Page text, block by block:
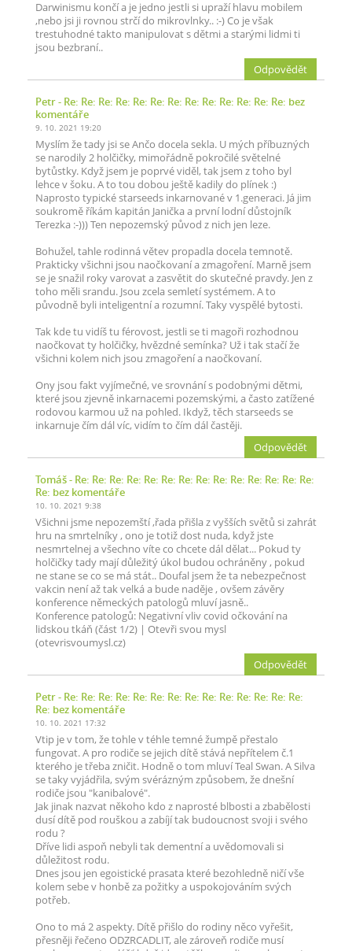
Darwinismu končí a je jedno jestli si upraží hlavu mobilem
,nebo jsi ji rovnou strčí do mikrovlnky.. :-) Co je však
trestuhodné takto manipulovat s dětmi a starými lidmi ti
jsou bezbraní..
Odpovědět
Petr- Re: Re: Re: Re: Re: Re: Re: Re: Re: Re: Re: Re: Re: bez
komentáře
9. 10. 2021 19:20
Myslím že tady jsi se Ančo docela sekla. U mých příbuzných
se narodily 2 holčičky, mimořádně pokročilé světelné
bytůstky. Když jsem je poprvé viděl, tak jsem z toho byl
lehce v šoku. A to tou dobou ještě kadily do plínek :)
Naprosto typické starseeds inkarnované v 1.generaci. Já jim
soukromě říkám kapitán Janička a první lodní důstojník
Terezka :-))) Ten nepozemský původ z nich jen leze.
Bohužel, tahle rodinná větev propadla docela temnotě.
Prakticky všichni jsou naočkovaní a zmagoření. Marně jsem
se je snažil roky varovat a zasvětit do skutečné pravdy. Jen z
toho měli srandu. Jsou zcela semletí systémem. A to
původně byli inteligentní a rozumní. Taky vyspělé bytosti.
Tak kde tu vidíš tu férovost, jestli se ti magoři rozhodnou
naočkovat ty holčičky, hvězdné semínka? Už i tak stačí že
všichni kolem nich jsou zmagoření a naočkovaní.
Ony jsou fakt vyjímečné, ve srovnání s podobnými dětmi,
které jsou zjevně inkarnacemi pozemskými, a často zatížené
rodovou karmou už na pohled. Ikdyž, těch starseeds se
inkarnuje čím dál víc, vidím to čím dál častěji.
Odpovědět
Tomáš- Re: Re: Re: Re: Re: Re: Re: Re: Re: Re: Re: Re: Re: Re:
Re: bez komentáře
10. 10. 2021 9:38
Všichni jsme nepozemští ,řada přišla z vyšších světů si zahrát
hru na smrtelníky , ono je totiž dost nuda, když jste
nesmrtelnej a všechno víte co chcete dál dělat... Pokud ty
holčičky tady mají důležitý úkol budou ochráněny , pokud
ne stane se co se má stát.. Doufal jsem že ta nebezpečnost
vakcin není až tak velká a bude naděje , ovšem závěry
konference německých patologů mluví jasně..
Konference patologů: Negativní vliv covid očkování na
lidskou tkáň (část 1/2) | Otevři svou mysl
(otevrisvoumysl.cz)
Odpovědět
Petr- Re: Re: Re: Re: Re: Re: Re: Re: Re: Re: Re: Re: Re: Re:
Re: bez komentáře
10. 10. 2021 17:32
Vtip je v tom, že tohle v téhle temné žumpě přestalo
fungovat. A pro rodiče se jejich dítě stává nepřítelem č.1
kterého je třeba zničit. Hodně o tom mluví Teal Swan. A Silva
se taky vyjádřila, svým svérázným způsobem, že dnešní
rodiče jsou "kanibalové".
Jak jinak nazvat někoho kdo z naprosté blbosti a zbabělosti
dusí dítě pod rouškou a zabíjí tak budoucnost svoji i svého
rodu ?
Dříve lidi aspoň nebyli tak dementní a uvědomovali si
důležitost rodu.
Dnes jsou jen egoistické prasata které bezohledně ničí vše
kolem sebe v honbě za požitky a uspokojováním svých
potřeb.
Ono to má 2 aspekty. Dítě přišlo do rodiny něco vyřešit,
přesněji řečeno ODZRCADLIT, ale zároveň rodiče musí